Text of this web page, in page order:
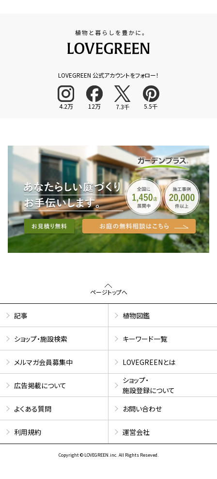
LOVEGREEN 公式アカウントをフォロー！
4.2万 12万 7.3千 5.5千
ページトップへ
記事 植物図鑑
ショップ・施設検索 キーワード一覧
メルマガ会員募集中 LOVEGREENとは
広告掲載について
ショップ・
施設登録について
よくある質問
お問い合わせ
利用規約 運営会社
Copyright © LOVEGREEN.inc. All Rights Reseved.